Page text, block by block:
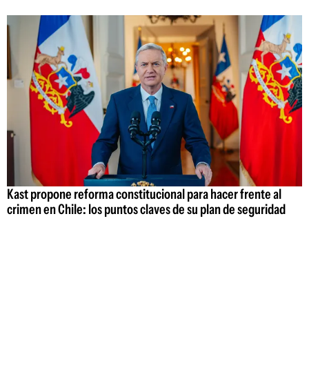
Kast propone reforma constitucional para hacer frente al
crimen en Chile: los puntos claves de su plan de seguridad